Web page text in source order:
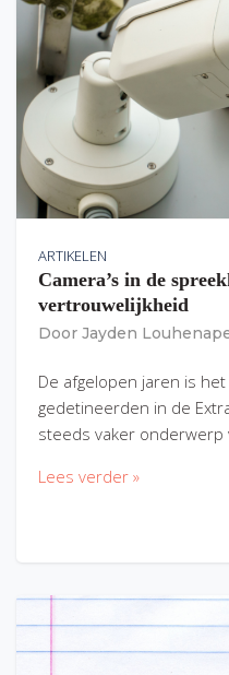
ARTIKELEN
Camera’s in de
vertrouwelijkheid
Door Jayden
De afgelopen jaren is
gedetineerden in de
steeds vaker onderwerp
Lees verder »